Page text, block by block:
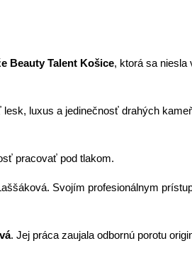
Beauty Talent Košice, ktorá sa niesla
luxus a jedinečnosť drahých
pracovať pod tlakom.
Svojím profesionálnym
. Jej práca zaujala odbornú porotu